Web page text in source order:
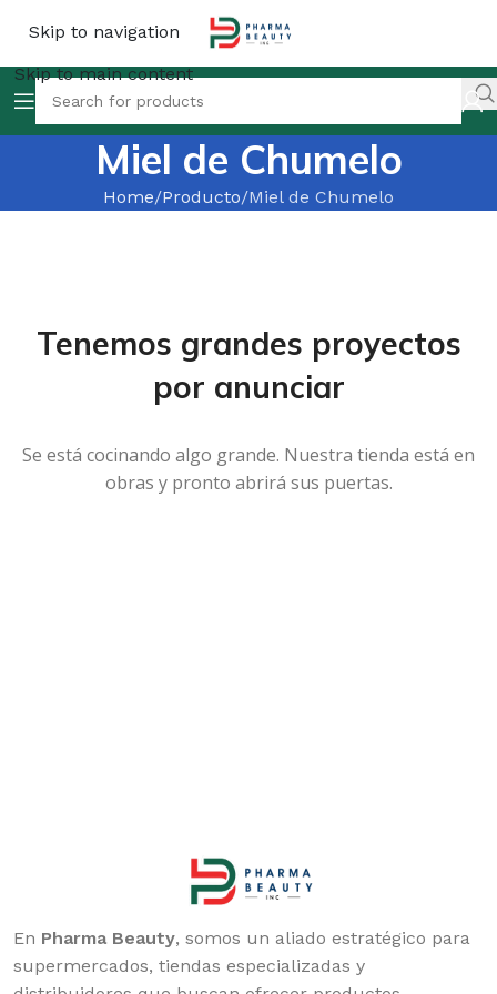
Skip to navigation
Skip to main content
Miel de Chumelo
Home Producto Miel de Chumelo
Tenemos grandes proyectos
por anunciar
Se está cocinando algo grande. Nuestra tienda está en
obras y pronto abrirá sus puertas.
En Pharma Beauty, somos un aliado estratégico para
supermercados, tiendas especializadas y